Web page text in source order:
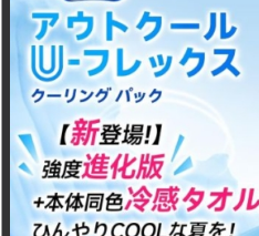
d
o
n
k
y
d
s
r